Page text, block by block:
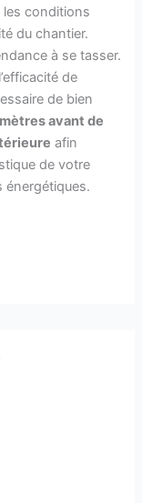
les conditions
du chantier.
à se tasser.
de
de bien
avant de
afin
de votre
énergétiques.